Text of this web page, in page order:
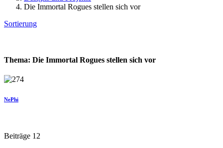
Die Immortal Rogues stellen sich vor
Sortierung
Thema: Die Immortal Rogues stellen sich vor
NePhi
Beiträge 12